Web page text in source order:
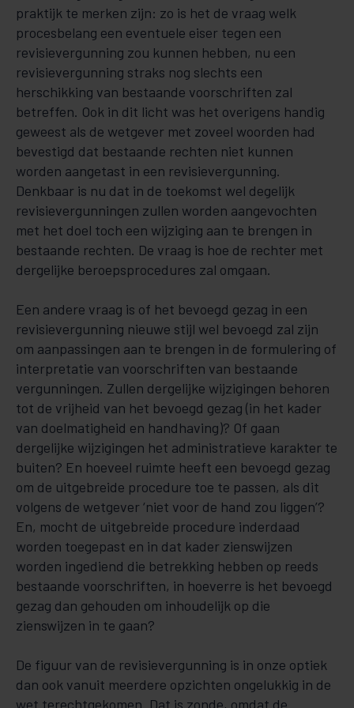
praktijk te merken zijn: zo is het de vraag welk
procesbelang een eventuele eiser tegen een
revisievergunning zou kunnen hebben, nu een
revisievergunning straks nog slechts een
herschikking van bestaande voorschriften zal
betreffen. Ook in dit licht was het overigens handig
geweest als de wetgever met zoveel woorden had
bevestigd dat bestaande rechten niet kunnen
worden aangetast in een revisievergunning.
Denkbaar is nu dat in de toekomst wel degelijk
revisievergunningen zullen worden aangevochten
met het doel toch een wijziging aan te brengen in
bestaande rechten. De vraag is hoe de rechter met
dergelijke beroepsprocedures zal omgaan.
Een andere vraag is of het bevoegd gezag in een
revisievergunning nieuwe stijl wel bevoegd zal zijn
om aanpassingen aan te brengen in de formulering of
interpretatie van voorschriften van bestaande
vergunningen. Zullen dergelijke wijzigingen behoren
tot de vrijheid van het bevoegd gezag (in het kader
van doelmatigheid en handhaving)? Of gaan
dergelijke wijzigingen het administratieve karakter te
buiten? En hoeveel ruimte heeft een bevoegd gezag
om de uitgebreide procedure toe te passen, als dit
volgens de wetgever ‘niet voor de hand zou liggen’?
En, mocht de uitgebreide procedure inderdaad
worden toegepast en in dat kader zienswijzen
worden ingediend die betrekking hebben op reeds
bestaande voorschriften, in hoeverre is het bevoegd
gezag dan gehouden om inhoudelijk op die
zienswijzen in te gaan?
De figuur van de revisievergunning is in onze optiek
dan ook vanuit meerdere opzichten ongelukkig in de
wet terechtgekomen. Dat is zonde, omdat de